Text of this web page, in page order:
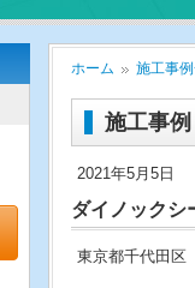
ホーム 施工事
施工事例
2021年5月5日
ダイノックシ
東京都千代田区